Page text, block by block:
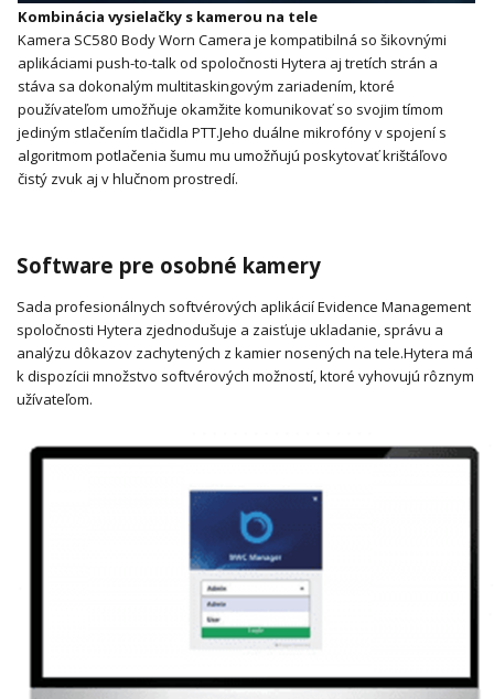
Kombinácia vysielačky s kamerou na tele
Kamera SC580 Body Worn Camera je kompatibilná so šikovnými
aplikáciami push-to-talk od spoločnosti Hytera aj tretích strán a
stáva sa dokonalým multitaskingovým zariadením, ktoré
používateľom umožňuje okamžite komunikovať so svojim tímom
jediným stlačením tlačidla PTT.Jeho duálne mikrofóny v spojení s
algoritmom potlačenia šumu mu umožňujú poskytovať krištáľovo
čistý zvuk aj v hlučnom prostredí.
Software pre osobné kamery
Sada profesionálnych softvérových aplikácií Evidence Management
spoločnosti Hytera zjednodušuje a zaisťuje ukladanie, správu a
analýzu dôkazov zachytených z kamier nosených na tele.Hytera má
k dispozícii množstvo softvérových možností, ktoré vyhovujú rôznym
užívateľom.